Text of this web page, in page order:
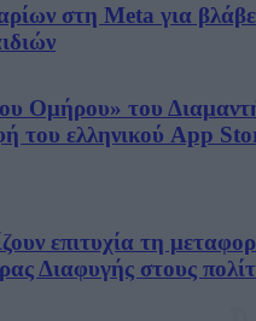
στη Meta για
Ομήρου» του
του ελληνικού App
επιτυχία τη
Διαφυγής στους